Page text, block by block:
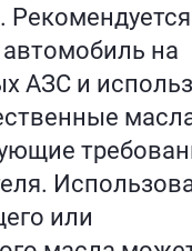
Рекомендуется
на
АЗС и
или